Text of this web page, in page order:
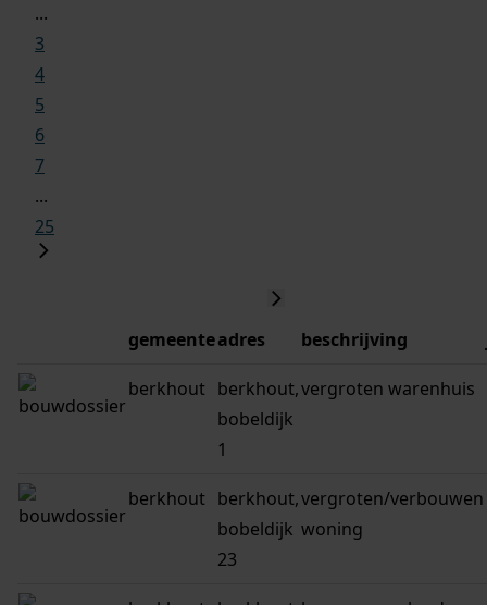
...
3
4
5
6
7
...
25
gemeenteadres beschrijving
berkhout berkhout,
bobeldijk
1
vergroten warenhuis
berkhout berkhout,
bobeldijk
23
vergroten/verbouwen
woning